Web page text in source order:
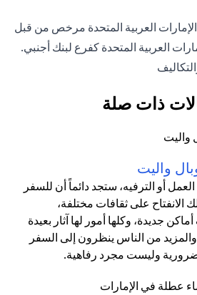
العربية المتحدة مرخص من قبل
العربية المتحدة كفرع لبنك أجنبي.
ذات صلة
واليت
أو الترفيه، ستجد دائماً أن للسفر
الانفتاح على ثقافات مختلفة،
جديدة، وكلها أمور لها آثار بعيدة
من الناس ينظرون إلى السفر
وليست مجرد رفاهية.